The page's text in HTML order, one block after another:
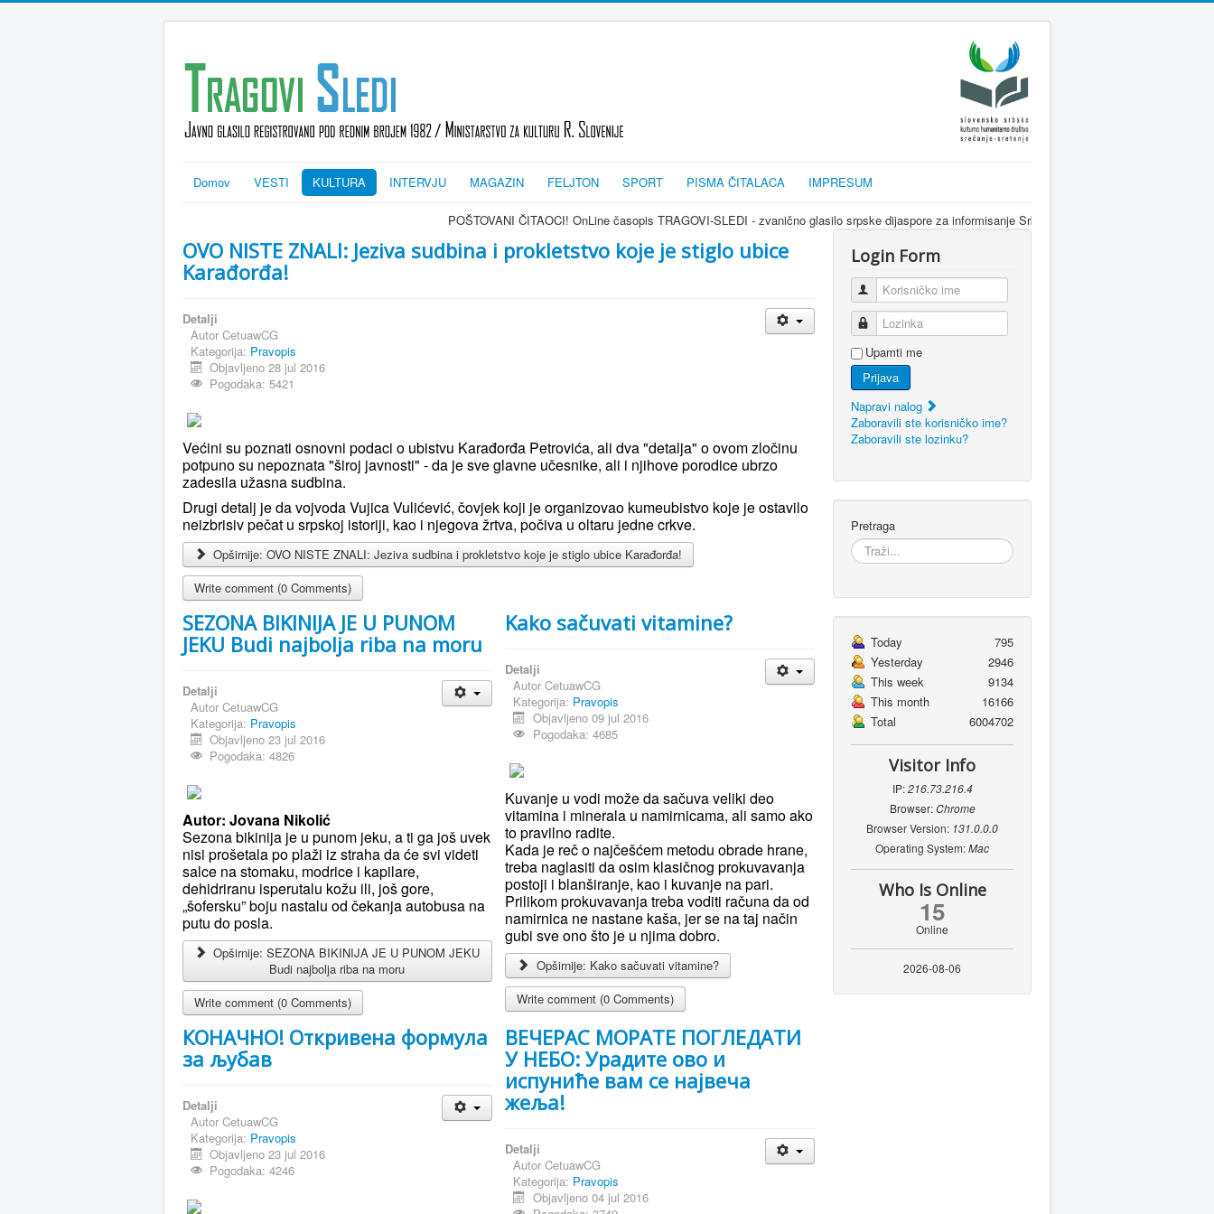
Domov VESTI KULTURA INTERVJU MAGAZIN FELJTON SPORT PISMA ČITALACA IMPRESUM
POŠTOVANI ČITAOCI! OnLine časopis TRAGOVI-SLEDI - zvanično glasilo srpske dijaspore za informisanje Srba u Sloveniji i regionu kroz
OVO NISTE ZNALI: Jeziva sudbina i prokletstvo koje je stiglo ubice
Karađorđa!
Detalji
Autor CetuawCG
Kategorija: Pravopis
Objavljeno 28 jul 2016
Pogodaka: 5421
Većini su poznati osnovni podaci o ubistvu Karađorđa Petrovića, ali dva "detalja" o ovom zločinu
potpuno su nepoznata "široj javnosti" - da je sve glavne učesnike, ali i njihove porodice ubrzo
zadesila užasna sudbina.
Drugi detalj je da vojvoda Vujica Vulićević, čovjek koji je organizovao kumeubistvo koje je ostavilo
neizbrisiv pečat u srpskoj istoriji, kao i njegova žrtva, počiva u oltaru jedne crkve.
Opširnije: OVO NISTE ZNALI: Jeziva sudbina i prokletstvo koje je stiglo ubice Karađorđa!
Write comment (0 Comments)
SEZONA BIKINIJA JE U PUNOM
JEKU Budi najbolja riba na moru
Detalji
Autor CetuawCG
Kategorija: Pravopis
Objavljeno 23 jul 2016
Pogodaka: 4826
Autor: Jovana Nikolić
Sezona bikinija je u punom jeku, a ti ga još uvek
nisi prošetala po plaži iz straha da će svi videti
salce na stomaku, modrice i kapilare,
dehidriranu isperutalu kožu ili, još gore,
„šofersku” boju nastalu od čekanja autobusa na
putu do posla.
Opširnije: SEZONA BIKINIJA JE U PUNOM JEKU
Budi najbolja riba na moru
Write comment (0 Comments)
Kako sačuvati vitamine?
Detalji
AutorCetuawCG
Kategorija: Pravopis
Objavljeno 09 jul 2016
Pogodaka: 4685
Kuvanje u vodi može da sačuva veliki deo
vitamina i minerala u namirnicama, ali samo ako
to pravilno radite.
Kada je reč o najčešćem metodu obrade hrane,
treba naglasiti da osim klasičnog prokuvavanja
postoji i blanširanje, kao i kuvanje na pari.
Prilikom prokuvavanja treba voditi računa da od
namirnica ne nastane kaša, jer se na taj način
gubi sve ono što je u njima dobro.
Opširnije: Kako sačuvati vitamine?
Write comment (0 Comments)
КОНАЧНО! Откривена формула
за љубав
Detalji
Autor CetuawCG
Kategorija: Pravopis
Objavljeno 23 jul 2016
Pogodaka: 4246
ВЕЧЕРАС МОРАТЕ ПОГЛЕДАТИ
У НЕБО: Урадите ово и
испуниће вам се највеча
жеља!
Detalji
AutorCetuawCG
Kategorija: Pravopis
Objavljeno 04 jul 2016
Login Form
Korisničko ime
Lozinka
Upamti me
Prijava
Napravi nalog
Zaboravili ste korisničko ime?
Zaboravili ste lozinku?
Pretraga
Today
795
Yesterday
2946
This week
9134
This month
16166
Total
6004702
Visitor Info
IP:216.73.216.4
Browser:Chrome
Browser Version: 131.0.0.0
Operating System:Mac
Who Is Online
15
Online
2026-08-06